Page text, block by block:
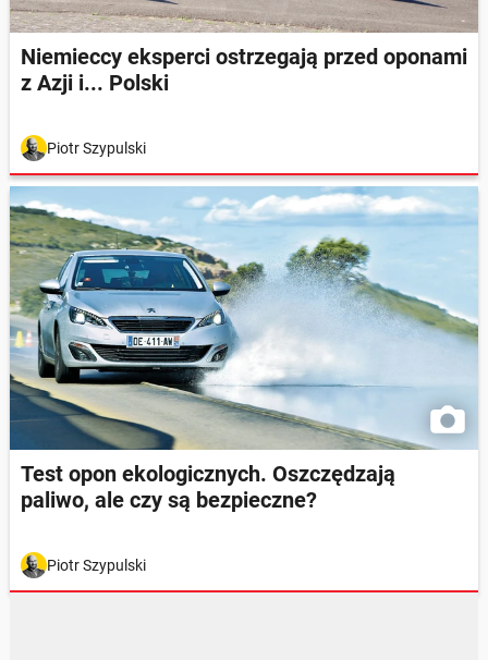
Niemieccy eksperci ostrzegają przed oponami
z Azji i... Polski
Piotr Szypulski
Test opon ekologicznych. Oszczędzają
paliwo, ale czy są bezpieczne?
Piotr Szypulski